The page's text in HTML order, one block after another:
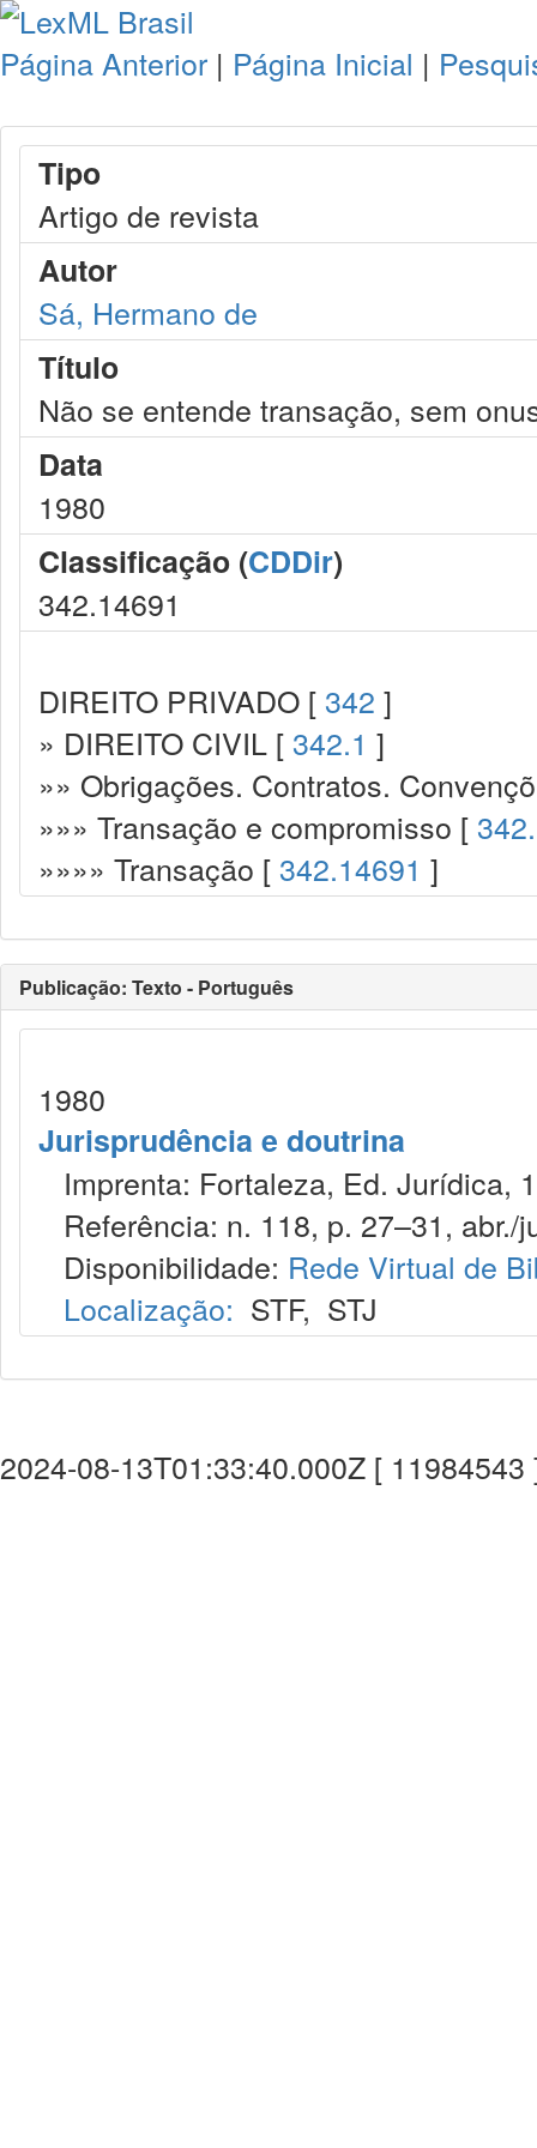
Página Anterior | Página Inicial |
Tipo
Artigo de revista
Autor
Sá, Hermano de
Título
Não se entende transação, sem
Data
1980
Classificação (CDDir)
342.14691
DIREITO PRIVADO [ 342 ]
» DIREITO CIVIL [ 342.1 ]
»» Obrigações. Contratos.
»»» Transação e compromisso [
»»»» Transação [ 342.14691 ]
Publicação: Texto - Português
1980
Jurisprudência e doutrina
Imprenta: Fortaleza, Ed. Jurídica,
Referência: n. 118, p. 27–31, abr./
Disponibilidade: Rede Virtual de
Localização: STF, STJ
2024-08-13T01:33:40.000Z [ 11984543